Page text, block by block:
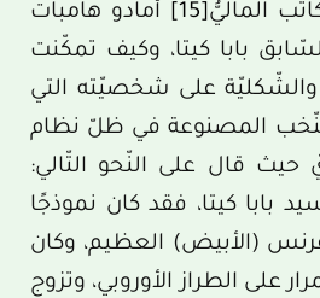
الماليُّ[15]
أمادو هامبات
بابا كيتا، وكيف تمكّنت
والشّكليّة على شخصيّته التي
المصنوعة في ظلّ نظام
حيث قال على النّحو التّالي:
بابا كيتا، فقد كان نموذجًا
(الأبيض) العظيم، وكان
على الطراز الأوروبي، وتزوج